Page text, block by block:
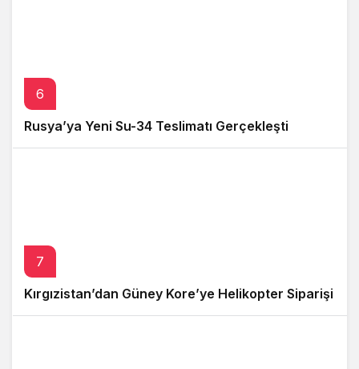
6
Rusya’ya Yeni Su-34 Teslimatı Gerçekleşti
7
Kırgızistan’dan Güney Kore’ye Helikopter Siparişi